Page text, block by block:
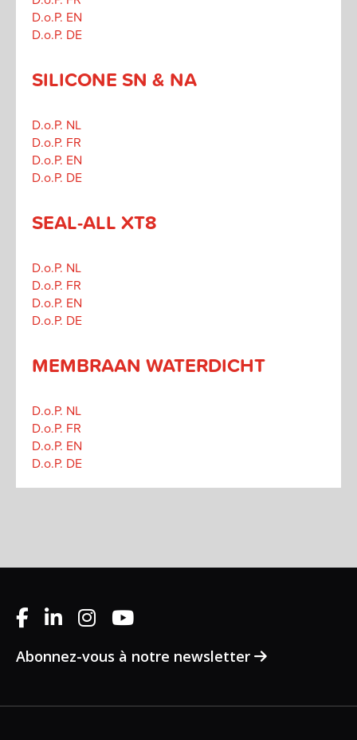
D.o.P. EN
D.o.P. DE
SILICONE SN & NA
D.o.P. NL
D.o.P. FR
D.o.P. EN
D.o.P. DE
SEAL-ALL XT8
D.o.P. NL
D.o.P. FR
D.o.P. EN
D.o.P. DE
MEMBRAAN WATERDICHT
D.o.P. NL
D.o.P. FR
D.o.P. EN
D.o.P. DE
Abonnez-vous à notre newsletter